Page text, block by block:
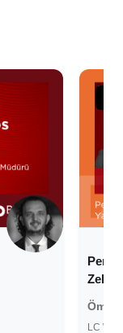
Zekâ
Ömer
LC